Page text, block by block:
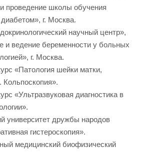
проведение школы обучения
г. Москва.
научный центр»,
и ведение беременности у больных
г. Москва.
«Патология шейки матки,
«Ультразвуковая диагностика в
университет дружбы народов
гистероскопия».
медицинский биофизический